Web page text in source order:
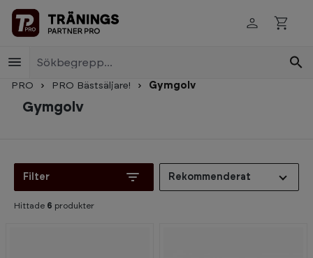
Skip to main content
PRO PRO Bästsäljare! Gymgolv
Gymgolv
Filter Rekommenderat
Hittade 6 produkter